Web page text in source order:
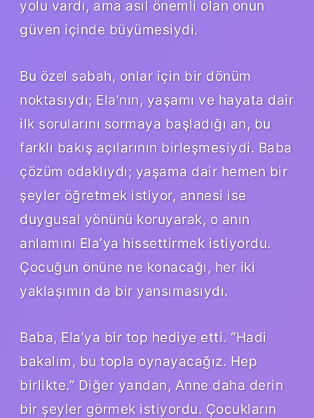
yolu vardı, ama asıl önemli olan onun
güven içinde büyümesiydi.
Bu özel sabah, onlar için bir dönüm
noktasıydı; Ela’nın, yaşamı ve hayata dair
ilk sorularını sormaya başladığı an, bu
farklı bakış açılarının birleşmesiydi. Baba
çözüm odaklıydı; yaşama dair hemen bir
şeyler öğretmek istiyor, annesi ise
duygusal yönünü koruyarak, o anın
anlamını Ela’ya hissettirmek istiyordu.
Çocuğun önüne ne konacağı, her iki
yaklaşımın da bir yansımasıydı.
Baba, Ela’ya bir top hediye etti. “Hadi
bakalım, bu topla oynayacağız. Hep
birlikte.” Diğer yandan, Anne daha derin
bir şeyler görmek istiyordu. Çocukların